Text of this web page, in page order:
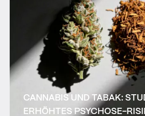
CANNABIS UND TABAK:
ERHÖHTES PSYCHOSE-